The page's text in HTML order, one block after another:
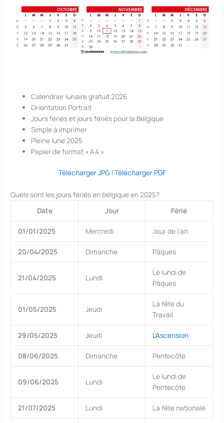
Calendrier lunaire gratuit 2026
Orientation Portrait
Jours fériés et jours fériés pour la Belgique
Simple à imprimer
Pleine lune 2025
Papier de format « A4 »
Télécharger JPG|Télécharger PDF
Quels sont les jours fériés en belgique en 2025?
Date
Jour Férié
01/01/2025 Mercredi Jour de l’an
20/04/2025 Dimanche Pâques
21/04/2025 Lundi
Le lundi de
Pâques
01/05/2025 Jeudi
La fête du
Travail
29/05/2025 Jeudi L’Ascension
08/06/2025 Dimanche Pentecôte
09/06/2025 Lundi
Le lundi de
Pentecôte
21/07/2025 Lundi La fête nationale